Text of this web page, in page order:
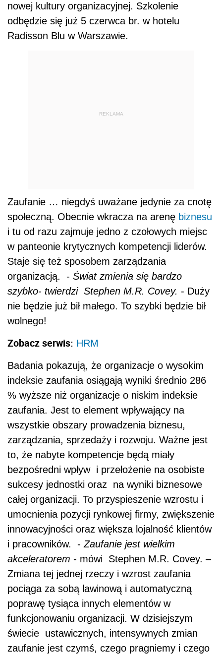
nowej kultury organizacyjnej. Szkolenie
odbędzie się już 5 czerwca br. w hotelu
Radisson Blu w Warszawie.
REKLAMA
Zaufanie … niegdyś uważane jedynie za cnotę
społeczną. Obecnie wkracza na arenę biznesu
i tu od razu zajmuje jedno z czołowych miejsc
w panteonie krytycznych kompetencji liderów.
Staje się też sposobem zarządzania
organizacją. - Świat zmienia się bardzo
szybko- twierdzi Stephen M.R. Covey. - Duży
nie będzie już bił małego. To szybki będzie bił
wolnego!
Zobacz serwis: HRM
Badania pokazują, że organizacje o wysokim
indeksie zaufania osiągają wyniki średnio 286
% wyższe niż organizacje o niskim indeksie
zaufania. Jest to element wpływający na
wszystkie obszary prowadzenia biznesu,
zarządzania, sprzedaży i rozwoju. Ważne jest
to, że nabyte kompetencje będą miały
bezpośredni wpływ i przełożenie na osobiste
sukcesy jednostki oraz na wyniki biznesowe
całej organizacji. To przyspieszenie wzrostu i
umocnienia pozycji rynkowej firmy, zwiększenie
innowacyjności oraz większa lojalność klientów
i pracowników. - Zaufanie jest wielkim
akceleratorem - mówi Stephen M.R. Covey. –
Zmiana tej jednej rzeczy i wzrost zaufania
pociąga za sobą lawinową i automatyczną
poprawę tysiąca innych elementów w
funkcjonowaniu organizacji. W dzisiejszym
świecie ustawicznych, intensywnych zmian
zaufanie jest czymś, czego pragniemy i czego